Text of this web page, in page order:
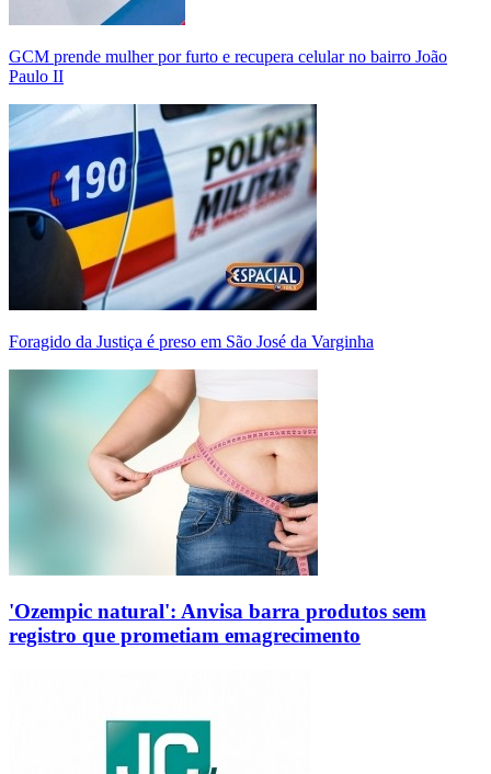
GCM prende mulher por furto e recupera celular no bairro João
Paulo II
Foragido da Justiça é preso em São José da Varginha
'Ozempic natural': Anvisa barra produtos sem
registro que prometiam emagrecimento